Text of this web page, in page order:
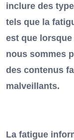
inclure des
tels que la
est que
nous sommes
des contenus
malveillants.
La fatigue